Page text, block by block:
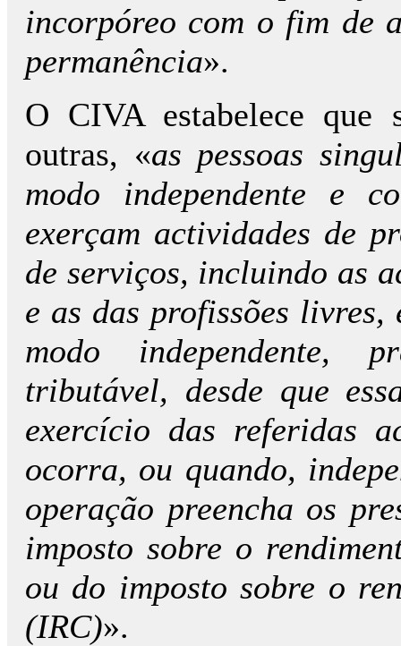
incorpóreo com o fim de
permanência».
O CIVA estabelece que
outras, «as pessoas
modo independente e
exerçam actividades de
de serviços, incluindo as
e as das profissões livres,
modo independente,
tributável, desde que
exercício das referidas
ocorra, ou quando,
operação preencha os
imposto sobre o
ou do imposto sobre o
(IRC)».